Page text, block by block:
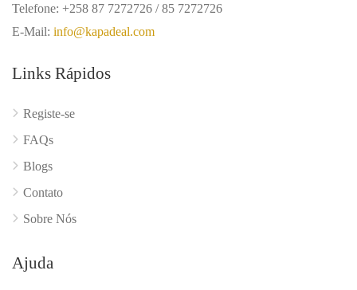
Telefone: +258 87 7272726 / 85 7272726
E-Mail: info@kapadeal.com
Links Rápidos
Registe-se
FAQs
Blogs
Contato
Sobre Nós
Ajuda